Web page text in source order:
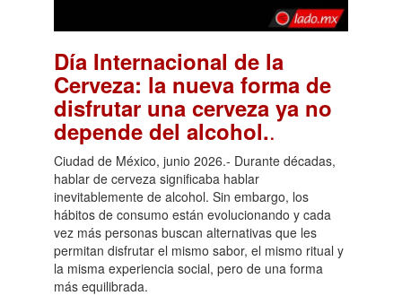
Día Internacional de la
Cerveza: la nueva forma de
disfrutar una cerveza ya no
depende del alcohol..
Ciudad de México, junio 2026.- Durante décadas,
hablar de cerveza significaba hablar
inevitablemente de alcohol. Sin embargo, los
hábitos de consumo están evolucionando y cada
vez más personas buscan alternativas que les
permitan disfrutar el mismo sabor, el mismo ritual y
la misma experiencia social, pero de una forma
más equilibrada.